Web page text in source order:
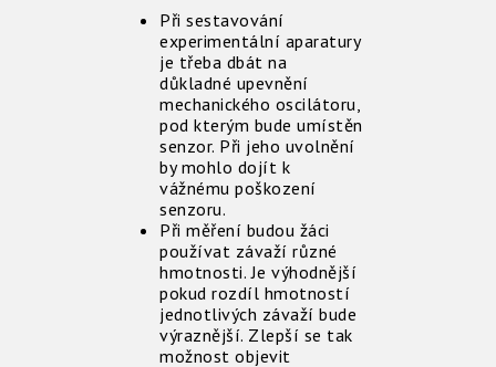
Při sestavování
experimentální aparatury
je třeba dbát na
důkladné upevnění
mechanického oscilátoru,
pod kterým bude umístěn
senzor. Při jeho uvolnění
by mohlo dojít k
vážnému poškození
senzoru.
Při měření budou žáci
používat závaží různé
hmotnosti. Je výhodnější
pokud rozdíl hmotností
jednotlivých závaží bude
výraznější. Zlepší se tak
možnost objevit